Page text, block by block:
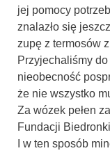
jej pomocy
znalazło się
zupę z termosów
Przyjechaliśmy
nieobecność
że nie wszystko
Za wózek pełen
Fundacji
I w ten sposób